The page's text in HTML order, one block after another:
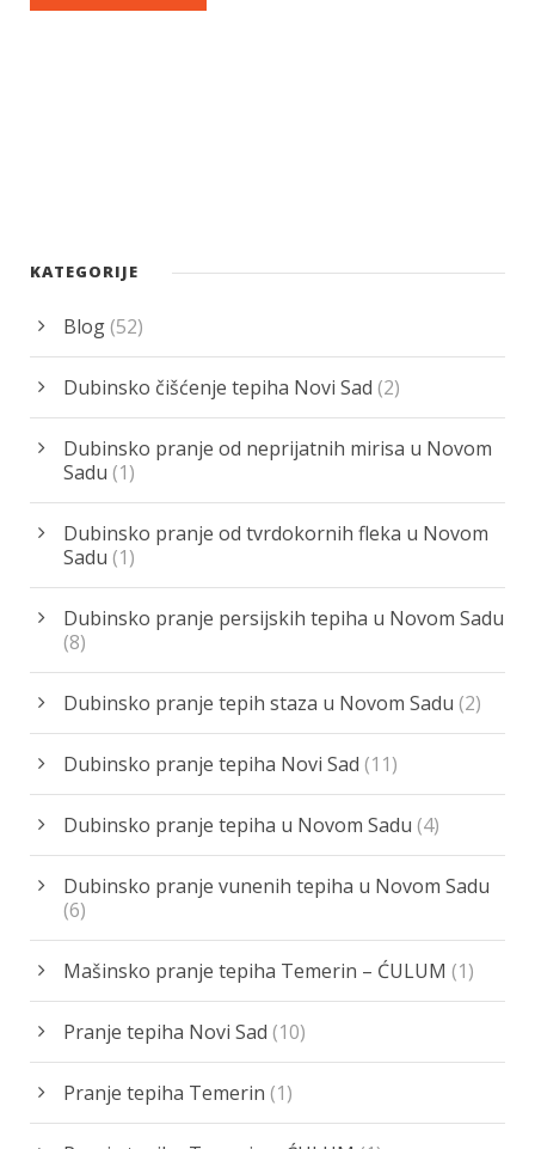
KATEGORIJE
Blog(52)
Dubinsko čišćenje tepiha Novi Sad (2)
Dubinsko pranje od neprijatnih mirisa u Novom
Sadu (1)
Dubinsko pranje od tvrdokornih fleka u Novom
Sadu (1)
Dubinsko pranje persijskih tepiha u Novom Sadu
(8)
Dubinsko pranje tepih staza u Novom Sadu (2)
Dubinsko pranje tepiha Novi Sad (11)
Dubinsko pranje tepiha u Novom Sadu (4)
Dubinsko pranje vunenih tepiha u Novom Sadu
(6)
Mašinsko pranje tepiha Temerin – ĆULUM (1)
Pranje tepiha Novi Sad (10)
Pranje tepiha Temerin (1)